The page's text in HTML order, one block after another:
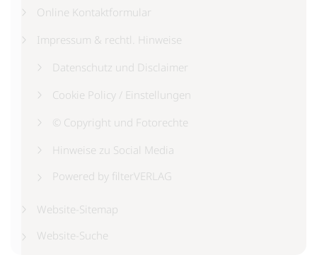
Online Kontaktformular
Impressum & rechtl. Hinweise
Datenschutz und Disclaimer
Cookie Policy / Einstellungen
© Copyright und Fotorechte
Hinweise zu Social Media
Powered by filterVERLAG
Website-Sitemap
Website-Suche